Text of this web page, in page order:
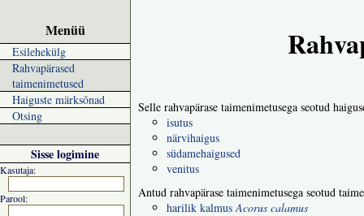
Menüü
Esilehekülg
Rahvapärased
taimenimetused
Haiguste märksõnad
Otsing
Sisse logimine
Kasutaja:
Parool:
Selle rahvapärase taimenimetusega seotud
isutus
närvihaigus
südamehaigused
venitus
Antud rahvapärase taimenimetusega seotud
harilik kalmusAcorus calamus